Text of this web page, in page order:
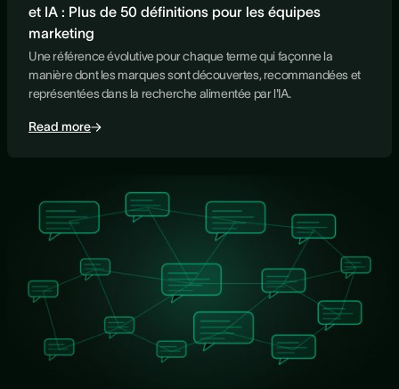
et IA : Plus de 50 définitions pour les équipes
marketing
Une référence évolutive pour chaque terme qui façonne la
manière dont les marques sont découvertes, recommandées et
représentées dans la recherche alimentée par l'IA.
Read more